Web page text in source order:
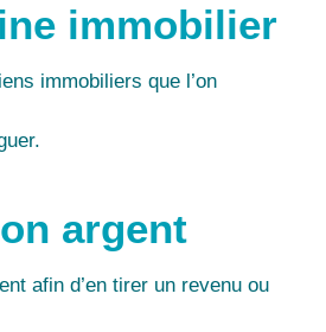
immobilier
immobiliers que l’on
argent
afin d’en tirer un revenu ou